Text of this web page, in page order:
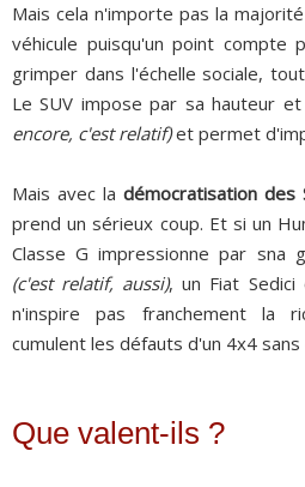
Mais cela n'importe pas la
véhicule puisqu'un point compte
grimper dans l'échelle sociale,
Le SUV impose par sa hauteur
encore, c'est relatif)et permet
Mais avec la démocratisation des
prend un sérieux coup. Et si un
Classe G impressionne par sna
(c'est relatif, aussi), un Fiat Sedici
n'inspire pas franchement la
cumulent les défauts d'un 4x4
Que valent-ils ?